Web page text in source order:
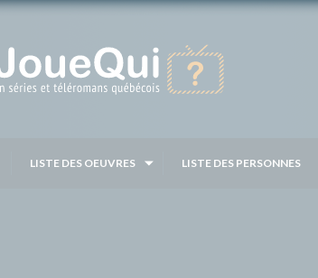
LISTE DES OEUVRES LISTE DES PERSONNES